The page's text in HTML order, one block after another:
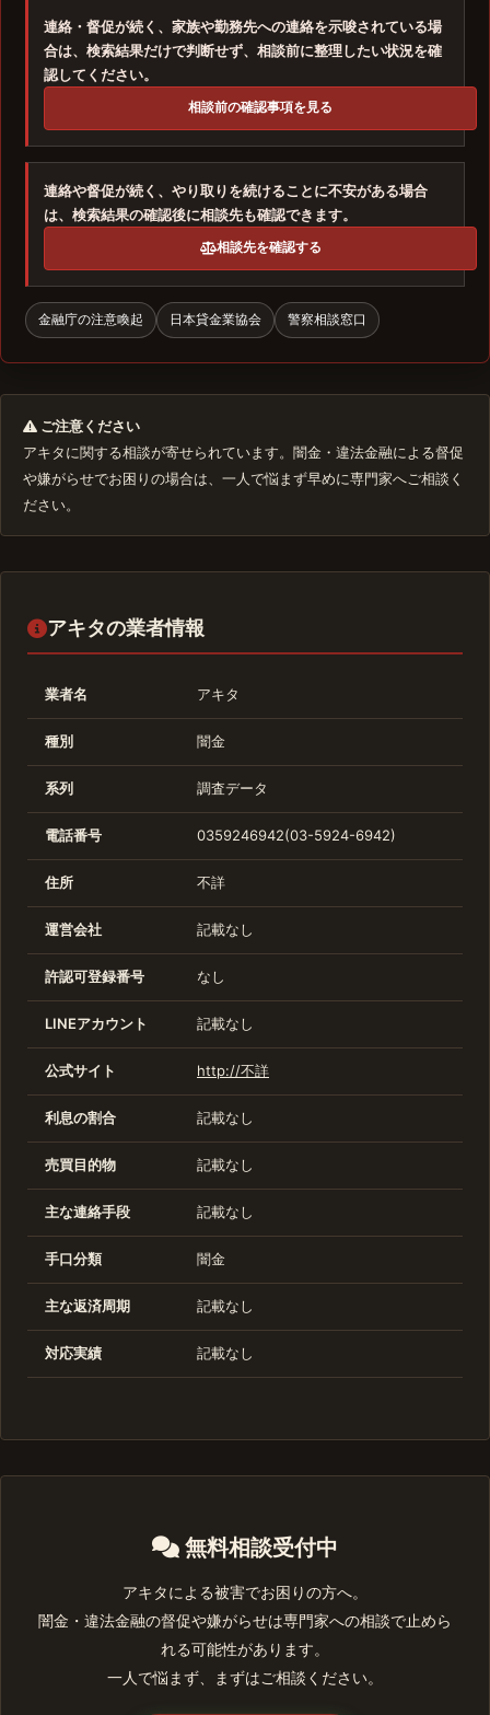
連絡・督促が続く、家族や勤務先への連絡を示唆されている場
合は、検索結果だけで判断せず、相談前に整理したい状況を確
認してください。
相談前の確認事項を見る
連絡や督促が続く、やり取りを続けることに不安がある場合
は、検索結果の確認後に相談先も確認できます。
相談先を確認する
金融庁の注意喚起 日本貸金業協会 警察相談窓口
ご注意ください
アキタに関する相談が寄せられています。闇金・違法金融による督促
や嫌がらせでお困りの場合は、一人で悩まず早めに専門家へご相談く
ださい。
アキタの業者情報
業者名 アキタ
種別 闇金
系列 調査データ
電話番号 0359246942(03-5924-6942)
住所 不詳
運営会社 記載なし
許認可登録番号 なし
LINEアカウント 記載なし
公式サイト http://不詳
利息の割合 記載なし
売買目的物 記載なし
主な連絡手段 記載なし
手口分類 闇金
主な返済周期 記載なし
対応実績 記載なし
無料相談受付中
アキタによる被害でお困りの方へ。
闇金・違法金融の督促や嫌がらせは専門家への相談で止めら
れる可能性があります。
一人で悩まず、まずはご相談ください。